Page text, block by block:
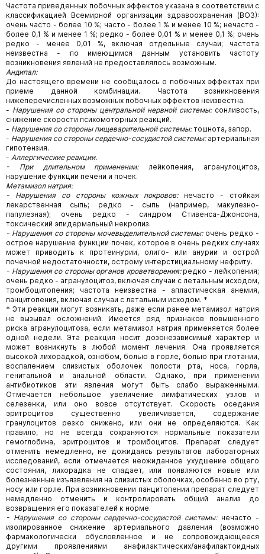
Частота приведенных побочных эффектов указана в соответствии с
классификацией Всемирной организации здравоохранения (ВОЗ):
очень часто - более 10 %; часто - более 1 % и менее 10 %; нечасто -
более 0,1 % и менее 1 %; редко - более 0,01 % и менее 0,1 %; очень
редко - менее 0,01 %, включая отдельные случаи; частота
неизвестна - по имеющимся данным установить частоту
возникновения явлений не предоставлялось возможным.
Андипал:
До настоящего времени не сообщалось о побочных эффектах при
приеме данной комбинации. Частота возникновения
нижеперечисленных возможных побочных эффектов неизвестна.
- Нарушения со стороны центральной нервной системы:сонливость,
снижение скорости психомоторных реакций.
- Нарушения со стороны пищеварительной системы:тошнота, запор.
- Нарушения со стороны сердечно-сосудистой системы: артериальная
гипотензия.
- Аллергические реакции.
- При длительном применении:лейкопения, агранулоцитоз,
нарушение функции печени и почек.
Метамизол натрия:
- Нарушения со стороны кожных покровов:нечасто - стойкая
лекарственная сыпь; редко - сыпь (например, макулезно-
папулезная); очень редко - синдром Стивенса-Джонсона,
токсический эпидермальный некролиз.
- Нарушения со стороны мочевыделительной системы:очень редко -
острое нарушение функции почек, которое в очень редких случаях
может приводить к протеинурии, олиго- или анурии и острой
почечной недостаточности, острому интерстициальному нефриту.
- Нарушения со стороны органов кроветворения:редко - лейкопения;
очень редко - агранулоцитоз, включая случаи с летальным исходом,
тромбоцитопения; частота неизвестна - апластическая анемия,
панцитопения, включая случаи с летальным исходом. *
* Эти реакции могут возникать, даже если ранее метамизол натрия
не вызывал осложнений. Имеется ряд признаков повышенного
риска агранулоцитоза, если метамизол натрия применяется более
одной недели. Эта реакция носит дозонезависимый характер и
может возникнуть в любой момент лечения. Она проявляется
высокой лихорадкой, ознобом, болью в горле, болью при глотании,
воспалением слизистых оболочек полости рта, носа, горла,
генитальной и анальной области. Однако, при применении
антибиотиков эти явления могут быть слабо выраженными.
Отмечается небольшое увеличение лимфатических узлов и
селезенки, или оно вовсе отсутствует. Скорость оседания
эритроцитов существенно увеличивается, содержание
гранулоцитов резко снижено, или они не определяются. Как
правило, но не всегда сохраняются нормальные показатели
гемоглобина, эритроцитов и тромбоцитов. Препарат следует
отменить немедленно, не дожидаясь результатов лабораторных
исследований, если отмечается неожиданное ухудшение общего
состояния, лихорадка не спадает, или появляются новые или
болезненные изъязвления на слизистых оболочках, особенно во рту,
носу или горле. При возникновении панцитопении препарат следует
немедленно отменить и контролировать общий анализ до
возвращения его показателей к норме.
- Нарушения со стороны сердечно-сосудистой системы:нечасто -
изолированное снижение артериального давления (возможно
фармакологически обусловленное и не сопровождающееся
другими проявлениями анафилактических/анафилактоидных